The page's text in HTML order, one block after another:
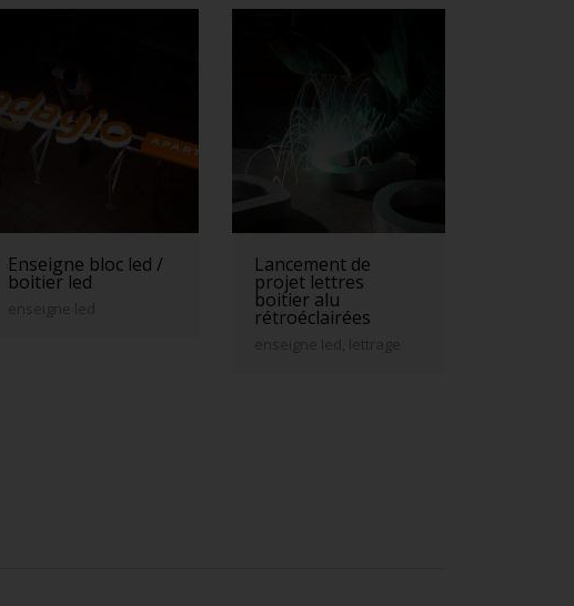
Enseigne bloc led /
boitier led
enseigne led
Lancement de
projet lettres
boitier alu
rétroéclairées
enseigne led, lettrage